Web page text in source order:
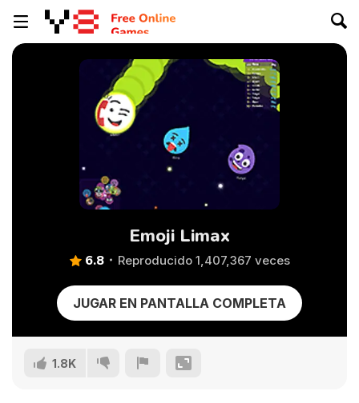
Emoji Limax
6.8 Reproducido 1,407,367 veces
JUGAR EN PANTALLA COMPLETA
1.8K